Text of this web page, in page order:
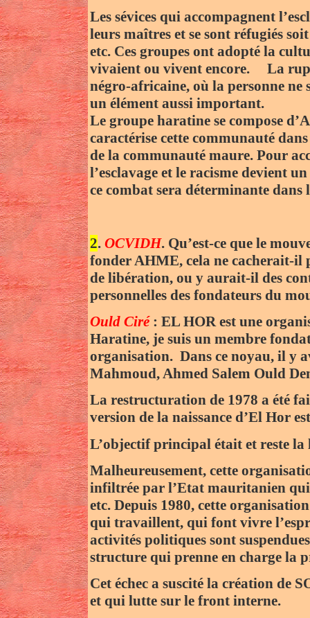
Les sévices qui accompagnent
leurs maîtres et se sont réfugiés
etc. Ces groupes ont adopté la
vivaient ou vivent encore. La
négro-africaine, où la personne
un élément aussi important.
Le groupe haratine se compose
caractérise cette communauté
de la communauté maure. Pour
l’esclavage et le racisme devient
ce combat sera déterminante
2. OCVIDH. Qu’est-ce que le
fonder AHME, cela ne cacherait-il
de libération, ou y aurait-il des
personnelles des fondateurs du
Ould Ciré: EL HOR est une
Haratine, je suis un membre
organisation. Dans ce noyau, il y
Mahmoud, Ahmed Salem Ould
La restructuration de 1978 a été
version de la naissance d’El Hor
L’objectif principal était et reste
Malheureusement, cette
infiltrée par l’Etat mauritanien qui
etc. Depuis 1980, cette
qui travaillent, qui font vivre
activités politiques sont
structure qui prenne en charge la
Cet échec a suscité la création de
et qui lutte sur le front interne.